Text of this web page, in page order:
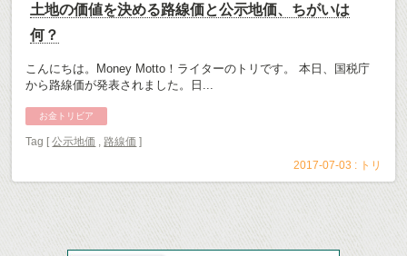
土地の価値を決める路線価と公示地価、ちがいは
何？
こんにちは。Money Motto！ライターのトリです。 本日、国税庁
から路線価が発表されました。日...
お金トリビア
Tag [公示地価 路線価 ]
2017-07-03 : トリ